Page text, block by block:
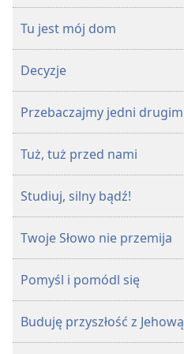
Tu jest mój dom
Decyzje
Przebaczajmy jedni drugim
Tuż, tuż przed nami
Studiuj, silny bądź!
Twoje Słowo nie przemija
Pomyśl i pomódl się
Buduję przyszłość z Jehową